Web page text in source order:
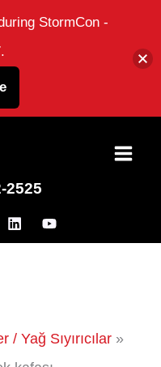
2525
/ Yağ Sıyırıcılar
StormCon -